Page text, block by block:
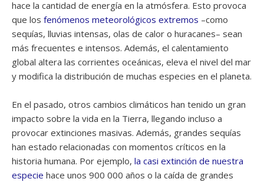
hace la cantidad de energía en la atmósfera. Esto provoca
que los fenómenos meteorológicos extremos –como
sequías, lluvias intensas, olas de calor o huracanes– sean
más frecuentes e intensos. Además, el calentamiento
global altera las corrientes oceánicas, eleva el nivel del mar
y modifica la distribución de muchas especies en el planeta.
En el pasado, otros cambios climáticos han tenido un gran
impacto sobre la vida en la Tierra, llegando incluso a
provocar extinciones masivas. Además, grandes sequías
han estado relacionadas con momentos críticos en la
historia humana. Por ejemplo, la casi extinción de nuestra
especie hace unos 900 000 años o la caída de grandes